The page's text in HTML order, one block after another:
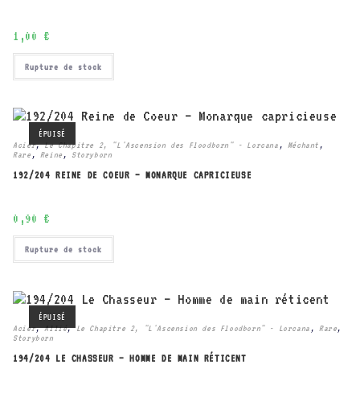
1,00 €
Rupture de stock
ÉPUISÉ
Acier,Le Chapitre 2, "L'Ascension des Floodborn" - Lorcana , Méchant ,
Rare , Reine , Storyborn
192/204 REINE DE COEUR – MONARQUE CAPRICIEUSE
0,90 €
Rupture de stock
ÉPUISÉ
Acier,Allié,Le Chapitre 2, "L'Ascension des Floodborn" - Lorcana , Rare,
Storyborn
194/204 LE CHASSEUR – HOMME DE MAIN RÉTICENT